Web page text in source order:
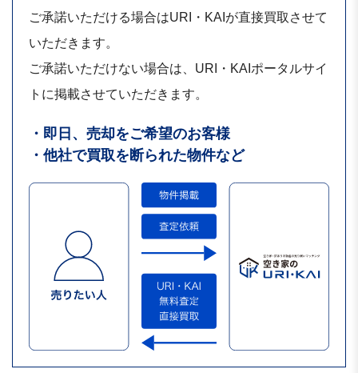
ご承諾いただける場合はURI・KAIが直接買取させて
いただきます。
ご承諾いただけない場合は、URI・KAIポータルサイ
トに掲載させていただきます。
・即日、売却をご希望のお客様
・他社で買取を断られた物件など